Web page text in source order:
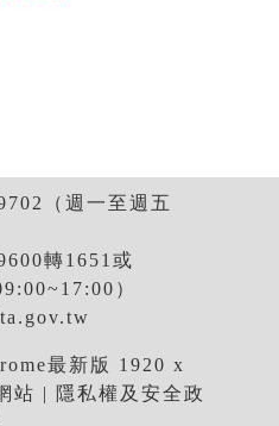
（週一至週五
轉1651或
）
最新版 1920 x
站 |
隱私權及安全政